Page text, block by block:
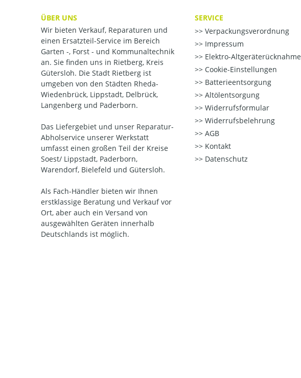
ÜBER UNS
Wir bieten Verkauf, Reparaturen und
einen Ersatzteil-Service im Bereich
Garten -, Forst - und Kommunaltechnik
an. Sie finden uns in Rietberg, Kreis
Gütersloh. Die Stadt Rietberg ist
umgeben von den Städten Rheda-
Wiedenbrück, Lippstadt, Delbrück,
Langenberg und Paderborn.
Das Liefergebiet und unser Reparatur-
Abholservice unserer Werkstatt
umfasst einen großen Teil der Kreise
Soest/ Lippstadt, Paderborn,
Warendorf, Bielefeld und Gütersloh.
Als Fach-Händler bieten wir Ihnen
erstklassige Beratung und Verkauf vor
Ort, aber auch ein Versand von
ausgewählten Geräten innerhalb
Deutschlands ist möglich.
SERVICE
Verpackungsverordnung
Impressum
Elektro-Altgeräterücknahme
Cookie-Einstellungen
Batterieentsorgung
Altölentsorgung
Widerrufsformular
Widerrufsbelehrung
AGB
Kontakt
Datenschutz